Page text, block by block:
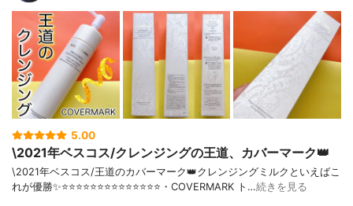
5.00
\2021年ベスコス/クレンジングの王道、カバーマーク👑
\2021年ベスコス/王道のカバーマーク👑クレンジングミルクといえばこ
れが優勝✨⭐️⭐️⭐️⭐️⭐️⭐️⭐️⭐️⭐️⭐️⭐️⭐️⭐️⭐️・COVERMARK ト…続きを見る